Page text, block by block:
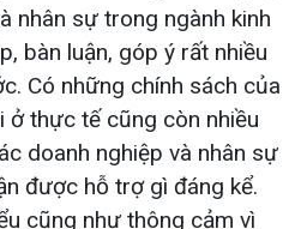
nhân sự trong ngành kinh
bàn luận, góp ý rất nhiều
Có những chính sách của
ở thực tế cũng còn nhiều
doanh nghiệp và nhân sự
được hỗ trợ gì đáng kể.
cũng như thông cảm vì